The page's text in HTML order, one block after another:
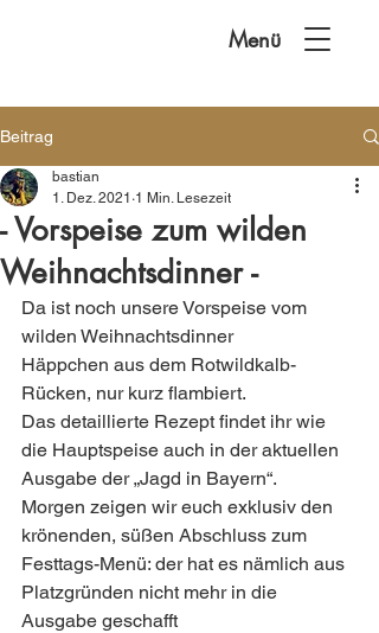
Menü
Beitrag
- Vorspeise zum wilden
Weihnachtsdinner -
bastian
1. Dez. 2021 1 Min. Lesezeit
Da ist noch unsere Vorspeise vom
wilden Weihnachtsdinner
Häppchen aus dem Rotwildkalb-
Rücken, nur kurz flambiert.
Das detaillierte Rezept findet ihr wie
die Hauptspeise auch in der aktuellen
Ausgabe der „Jagd in Bayern“.
Morgen zeigen wir euch exklusiv den
krönenden, süßen Abschluss zum
Festtags-Menü: der hat es nämlich aus
Platzgründen nicht mehr in die
Ausgabe geschafft